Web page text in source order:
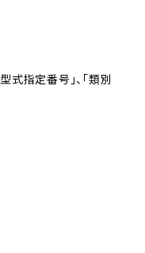
式指定番号」、「類別